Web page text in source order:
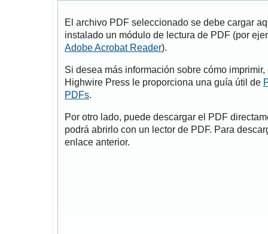
El archivo PDF seleccionado se debe cargar
instalado un módulo de lectura de PDF (por
Adobe Acrobat Reader).
Si desea más información sobre cómo
Highwire Press le proporciona una guía útil de
PDFs.
Por otro lado, puede descargar el PDF
podrá abrirlo con un lector de PDF. Para
enlace anterior.